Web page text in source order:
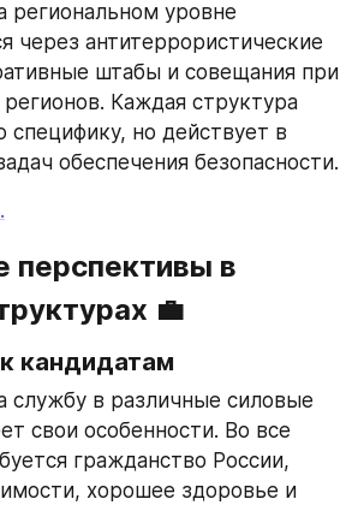
региональном уровне
через антитеррористические
штабы и совещания при
Каждая структура
специфику, но действует в
обеспечения безопасности.
перспективы в
💼
кандидатам
службу в различные силовые
свои особенности. Во все
гражданство России,
хорошее здоровье и